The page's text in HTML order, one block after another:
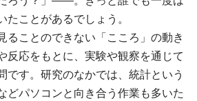
たことがあるでしょう。
ることのできない「こころ」の動き
反応をもとに、実験や観察を通じて
です。研究のなかでは、統計という
どパソコンと向き合う作業も多いた